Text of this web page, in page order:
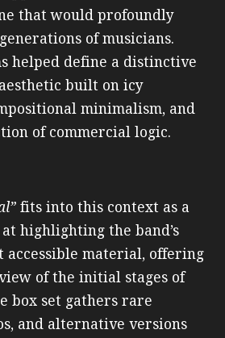
that would profoundly
of musicians.
helped define a distinctive
built on icy
minimalism, and
of commercial logic.
fits into this context as a
highlighting the band’s
accessible material, offering
of the initial stages of
box set gathers rare
and alternative versions